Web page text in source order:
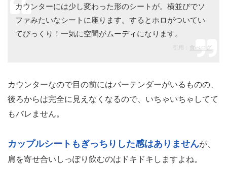
カウンターには少し変わった形のシートが。横並びでソ
ファみたいなシートに座ります。するとホロがついてい
てびっくり！一気に空間がムーディになります。
引用： 食べログ
カウンターなので目の前にはバーテンダーがいるものの、
後ろからは完全に見えなくなるので、いちゃいちゃしてて
もバレません。
カップルシートもぎっちりした感はありませんが、
肩を寄せ合いしっぽり飲むのはドキドキしますよね。